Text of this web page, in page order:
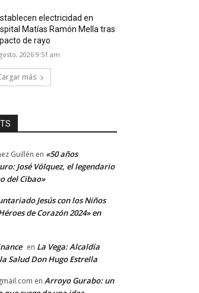
electricidad en
Matías Ramón Mella tras
de rayo
2026 9:51 am
más
Guillén en «50 años
José Vólquez, el legendario
del Cibao»
Jesús con los Niños
de Corazón 2024» en
en La Vega: Alcaldía
Salud Don Hugo Estrella
en Arroyo Gurabo: un